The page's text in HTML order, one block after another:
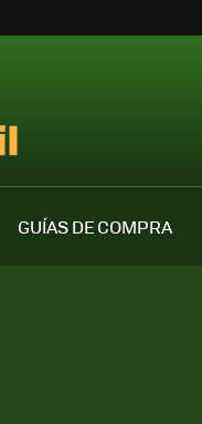
GUÍAS DE COMPRA